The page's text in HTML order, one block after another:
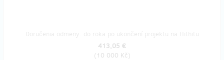
413,05 €
(10 000 Kč)